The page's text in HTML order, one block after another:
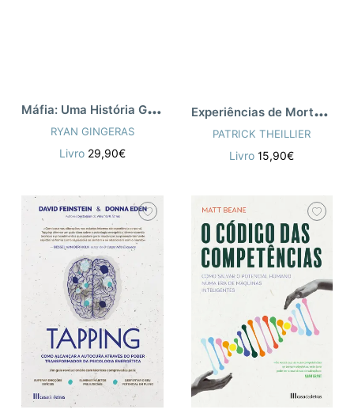
M
áfia: Uma História Global
RYAN GINGERAS
Livro 29,90€
E
xperiências de Morte Iminente
PATRICK THEILLIER
Livro15,90€